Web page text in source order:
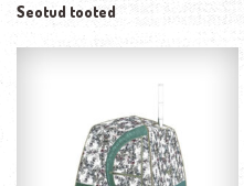
Seotud tooted